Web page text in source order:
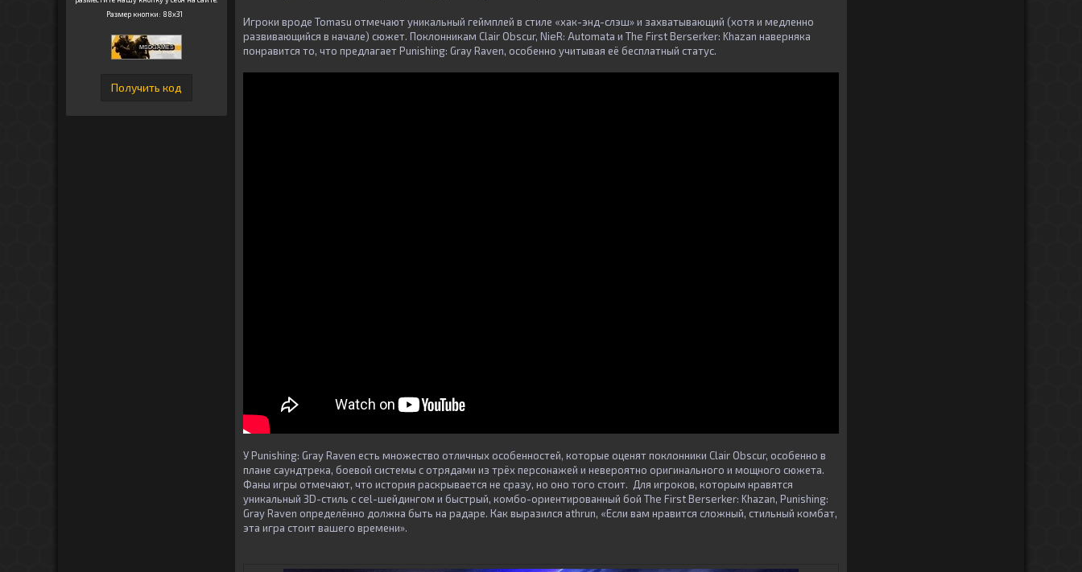
Размер кнопки: 88x31
Игроки вроде Tomasu отмечают уникальный геймплей в стиле «хак-энд-слэш» и захватывающий (хотя и медленно
развивающийся в начале) сюжет. Поклонникам Clair Obscur, NieR: Automata и The First Berserker: Khazan наверняка
понравится то, что предлагает Punishing: Gray Raven, особенно учитывая её бесплатный статус.
У Punishing: Gray Raven есть множество отличных особенностей, которые оценят поклонники Clair Obscur, особенно в
плане саундтрека, боевой системы с отрядами из трёх персонажей и невероятно оригинального и мощного сюжета.
Фаны игры отмечают, что история раскрывается не сразу, но оно того стоит. Для игроков, которым нравятся
уникальный 3D-стиль с cel-шейдингом и быстрый, комбо-ориентированный бой The First Berserker: Khazan, Punishing:
Gray Raven определённо должна быть на радаре. Как выразился athrun, «Если вам нравится сложный, стильный комбат,
эта игра стоит вашего времени».